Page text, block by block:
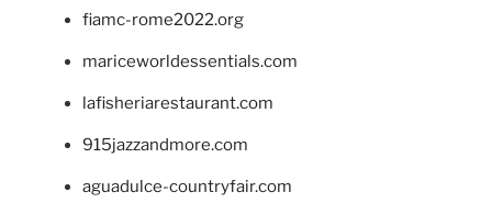
fiamc-rome2022.org
mariceworldessentials.com
lafisheriarestaurant.com
915jazzandmore.com
aguadulce-countryfair.com